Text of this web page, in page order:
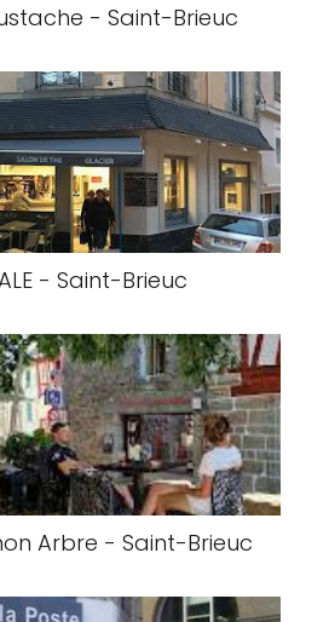
- Saint-Brieuc
- Saint-Brieuc
Arbre - Saint-Brieuc